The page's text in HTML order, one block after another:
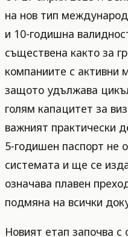
на нов тип
и 10-годишна
съществена както за
компаниите с активни
защото удължава
голям капацитет за
важният практически
5-годишен паспорт не
системата и ще се
означава плавен
подмяна на всички
Новият етап започва